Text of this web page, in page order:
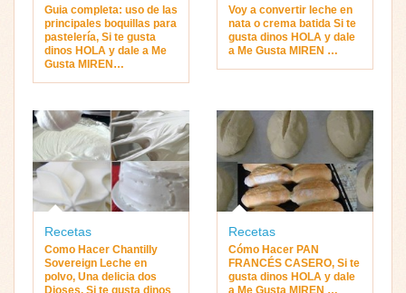
Guia completa: uso de las
principales boquillas para
pastelería, Si te gusta
dinos HOLA y dale a Me
Gusta MIREN…
Voy a convertir leche en
nata o crema batida Si te
gusta dinos HOLA y dale
a Me Gusta MIREN …
Recetas
Como Hacer Chantilly
Sovereign Leche en
polvo, Una delicia dos
Recetas
Cómo Hacer PAN
FRANCÉS CASERO, Si te
gusta dinos HOLA y dale